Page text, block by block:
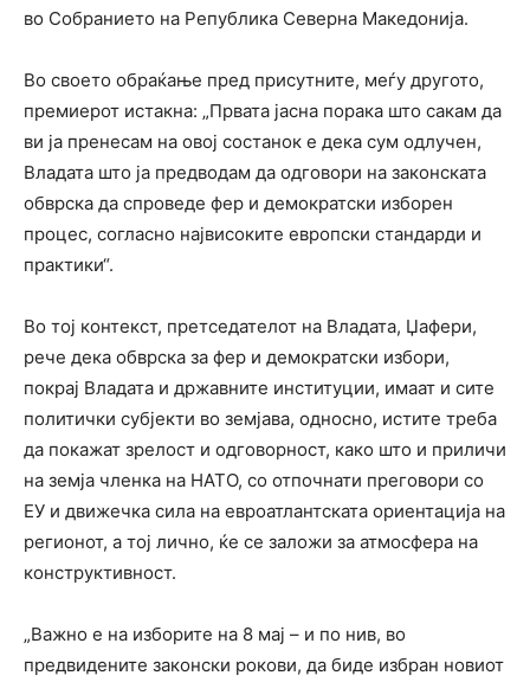
во Собранието на Република Северна Македонија.
Во своето обраќање пред присутните, меѓу другото,
премиерот истакна: „Првата јасна порака што сакам да
ви ја пренесам на овој состанок е дека сум одлучен,
Владата што ја предводам да одговори на законската
обврска да спроведе фер и демократски изборен
процес, согласно највисоките европски стандарди и
практики“.
Во тој контекст, претседателот на Владата, Џафери,
рече дека обврска за фер и демократски избори,
покрај Владата и државните институции, имаат и сите
политички субјекти во земјава, односно, истите треба
да покажат зрелост и одговорност, како што и приличи
на земја членка на НАТО, со отпочнати преговори со
ЕУ и движечка сила на евроатлантската ориентација на
регионот, а тој лично, ќе се заложи за атмосфера на
конструктивност.
„Важно е на изборите на 8 мај – и по нив, во
предвидените законски рокови, да биде избран новиот